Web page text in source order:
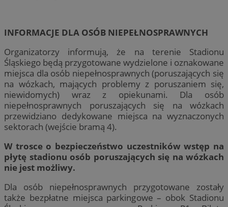
INFORMACJE DLA OSÓB NIEPEŁNOSPRAWNYCH
Organizatorzy informują, że na terenie Stadionu
Śląskiego będą przygotowane wydzielone i oznakowane
miejsca dla osób niepełnosprawnych (poruszających się
na wózkach, mających problemy z poruszaniem się,
niewidomych) wraz z opiekunami. Dla osób
niepełnosprawnych poruszających się na wózkach
przewidziano dedykowane miejsca na wyznaczonych
sektorach (wejście bramą 4).
W trosce o bezpieczeństwo uczestników wstęp na
płytę stadionu osób poruszających się na wózkach
nie jest możliwy.
Dla osób niepełnosprawnych przygotowane zostały
także bezpłatne miejsca parkingowe – obok Stadionu